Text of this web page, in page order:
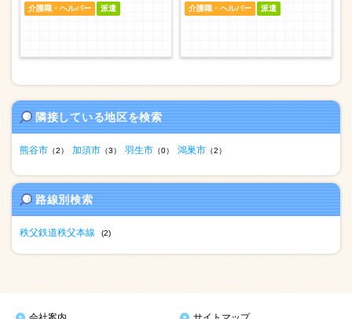
介護職・ヘルパー 派遣 介護職・ヘルパー 派遣
隣接している地区を検索
熊谷市 （2） 加須市 （3） 羽生市 （0） 鴻巣市 （2）
路線別検索
秩父鉄道秩父本線 (2)